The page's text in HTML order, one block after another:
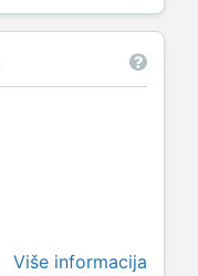
Više informacija